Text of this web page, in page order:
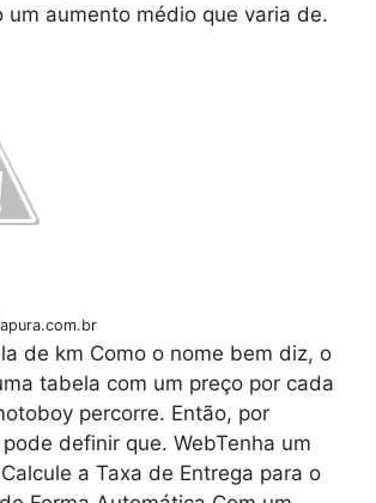
um aumento médio que varia de.
de km Como o nome bem diz, o
tabela com um preço por cada
percorre. Então, por
definir que. WebTenha um
a Taxa de Entrega para o